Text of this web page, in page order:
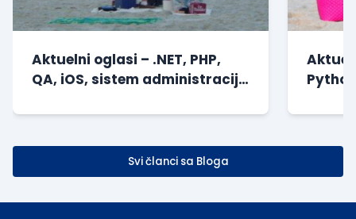
Aktuelni oglasi – .NET, PHP,
QA, iOS, sistem administracija
Svi članci sa Bloga